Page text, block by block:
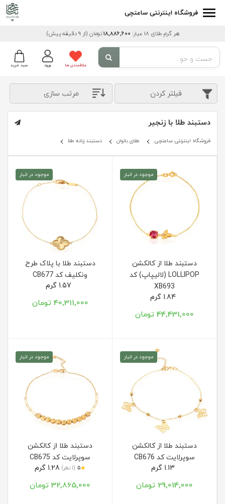
فروشگاه اینترنتی ساعتچی
هر گرم طلای 18 عیار: 18,886,600 تومان (از 9 دقیقه پیش)
سبد خرید ورود علاقمندی ها
فیلتر کردن مرتب سازی
دستبند طلا با زنجیر
فروشگاه اینترنتی ساعتچی طلای بانوان دستبند زنانه طلا
موجود در انبار
دستبند طلا از کالکشن
LOLLIPOP (لالیپاپ) کد
XB693
1.84 گرم
44,431,000 تومان
موجود در انبار
دستبند طلا با پلاک طرح
ونکلیف کد CB677
40,311,000 تومان
موجود در انبار
دستبند طلا از کالکشن
سوپرلایت کد CB676
29,014,000 تومان
موجود در انبار
دستبند طلا از کالکشن
سوپرلایت کد CB675
★
5 (1 نظر)
32,865,000 تومان